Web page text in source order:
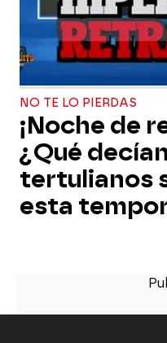
NO TE LO PIERDAS
¡Noche de
¿Qué
tertulianos
esta